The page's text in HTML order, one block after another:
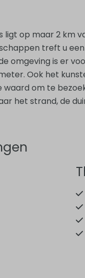
ligt op maar 2 km
treft u
omgeving is er
Ook het
om te
het strand, de